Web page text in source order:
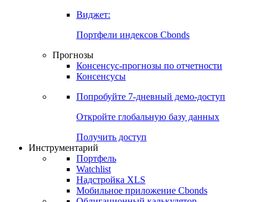
Виджет:
Портфели индексов Cbonds
Прогнозы
Консенсус-прогнозы по отчетности
Консенсусы
Попробуйте 7-дневный демо-доступ
Откройте глобальную базу данных
Получить доступ
Инструментарий
Портфель
Watchlist
Надстройка XLS
Мобильное приложение Cbonds